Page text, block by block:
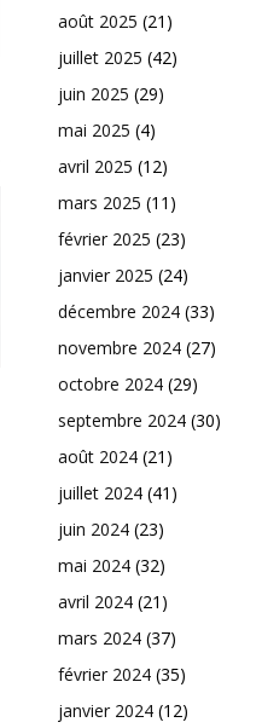
août 2025 (21)
juillet 2025 (42)
juin 2025 (29)
mai 2025 (4)
avril 2025 (12)
mars 2025 (11)
février 2025 (23)
janvier 2025 (24)
décembre 2024 (33)
novembre 2024 (27)
octobre 2024 (29)
septembre 2024 (30)
août 2024 (21)
juillet 2024 (41)
juin 2024 (23)
mai 2024 (32)
avril 2024 (21)
mars 2024 (37)
février 2024 (35)
janvier 2024 (12)